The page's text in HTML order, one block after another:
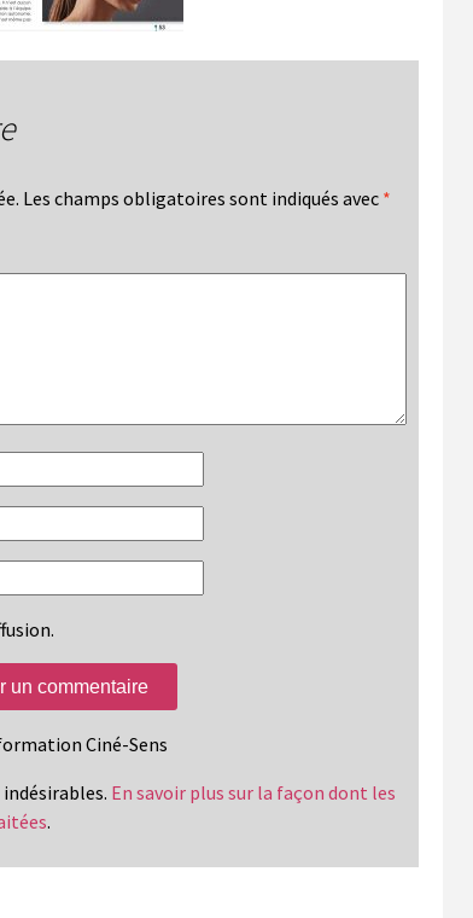
Les champs obligatoires sont indiqués avec *
Ciné-Sens
En savoir plus sur la façon dont les
.